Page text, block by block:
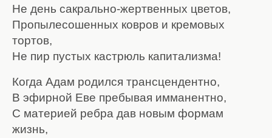
Не день сакрально-жертвенных цветов,
Пропылесошенных ковров и кремовых
тортов,
Не пир пустых кастрюль капитализма!
Когда Адам родился трансцендентно,
В эфирной Еве пребывая имманентно,
С материей ребра дав новым формам
жизнь,